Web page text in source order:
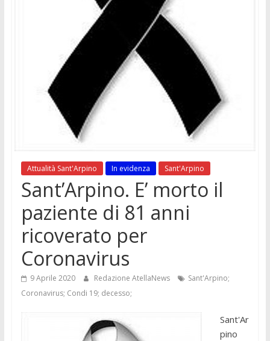
Attualità Sant'Arpino In evidenza Sant'Arpino
Sant’Arpino. E’ morto il
paziente di 81 anni
ricoverato per
Coronavirus
9 Aprile 2020 Redazione AtellaNews
Sant'Arpino;
Coronavirus; Condi 19; decesso;
Sant'Ar
pino